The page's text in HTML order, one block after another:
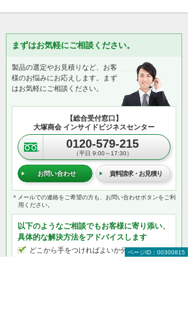
まずはお気軽にご相談ください。
製品の選定やお見積りなど、お客
様のお悩みにお応えします。まず
はお気軽にご相談ください。
【総合受付窓口】
大塚商会 インサイドビジネスセンター
0120-579-215
（平日 9:00～17:30）
お問い合わせ 資料請求・お見積り
＊メールでの連絡をご希望の方も、お問い合わせボタンをご利
用ください。
以下のようなご相談でもお客様に寄り添い、
具体的な解決方法をアドバイスします
どこから手をつければよいか分からないページID：00300815